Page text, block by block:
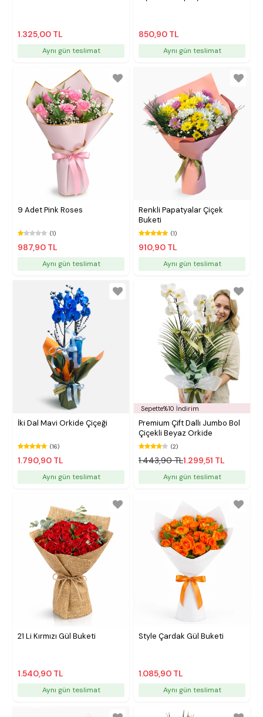
1.325,00 TL
Aynı gün teslimat
850,90 TL
Aynı gün teslimat
9 Adet Pink Roses
(1)
987,90 TL
Aynı gün teslimat
Renkli Papatyalar Çiçek
Buketi
(1)
910,90 TL
Aynı gün teslimat
İki Dal Mavi Orkide Çiçeği
(16)
1.790,90 TL
Aynı gün teslimat
Sepette%10 İndirim
Premium Çift Dallı Jumbo Bol
Çiçekli Beyaz Orkide
(2)
1.443,90 TL1.299,51 TL
Aynı gün teslimat
21 Li Kırmızı Gül Buketi
1.540,90 TL
Aynı gün teslimat
Style Çardak Gül Buketi
1.085,90 TL
Aynı gün teslimat